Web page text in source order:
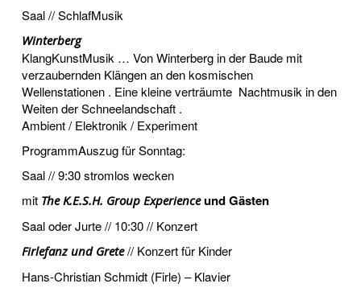
Saal // SchlafMusik
Winterberg
KlangKunstMusik … Von Winterberg in der Baude mit
verzaubernden Klängen an den kosmischen
Wellenstationen . Eine kleine verträumte Nachtmusik in den
Weiten der Schneelandschaft .
Ambient / Elektronik / Experiment
ProgrammAuszug für Sonntag:
Saal // 9:30 stromlos wecken
mit The K.E.S.H. Group Experienceund Gästen
Saal oder Jurte // 10:30 // Konzert
Firlefanz und Grete// Konzert für Kinder
Hans-Christian Schmidt (Firle) – Klavier